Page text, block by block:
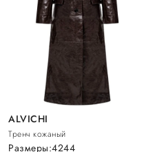
ALVICHI
Тренч кожаный
Размеры:4244